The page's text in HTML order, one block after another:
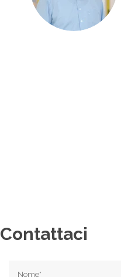
Contattaci